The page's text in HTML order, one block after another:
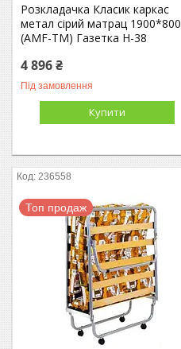
Розкладачка Класик каркас
метал сірий матрац 1900*800
(AMF-ТМ) Газетка Н-38
4 896 ₴
Під замовлення
Купити
236558
Топ продаж